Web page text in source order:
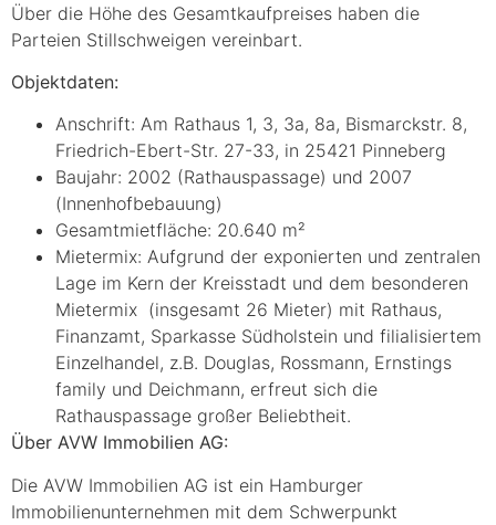
Über die Höhe des Gesamtkaufpreises haben die
Parteien Stillschweigen vereinbart.
Objektdaten:
Anschrift: Am Rathaus 1, 3, 3a, 8a, Bismarckstr. 8,
Friedrich-Ebert-Str. 27-33, in 25421 Pinneberg
Baujahr: 2002 (Rathauspassage) und 2007
(Innenhofbebauung)
Gesamtmietfläche: 20.640 m²
Mietermix: Aufgrund der exponierten und zentralen
Lage im Kern der Kreisstadt und dem besonderen
Mietermix (insgesamt 26 Mieter) mit Rathaus,
Finanzamt, Sparkasse Südholstein und filialisiertem
Einzelhandel, z.B. Douglas, Rossmann, Ernstings
family und Deichmann, erfreut sich die
Rathauspassage großer Beliebtheit.
Über AVW Immobilien AG:
Die AVW Immobilien AG ist ein Hamburger
Immobilienunternehmen mit dem Schwerpunkt